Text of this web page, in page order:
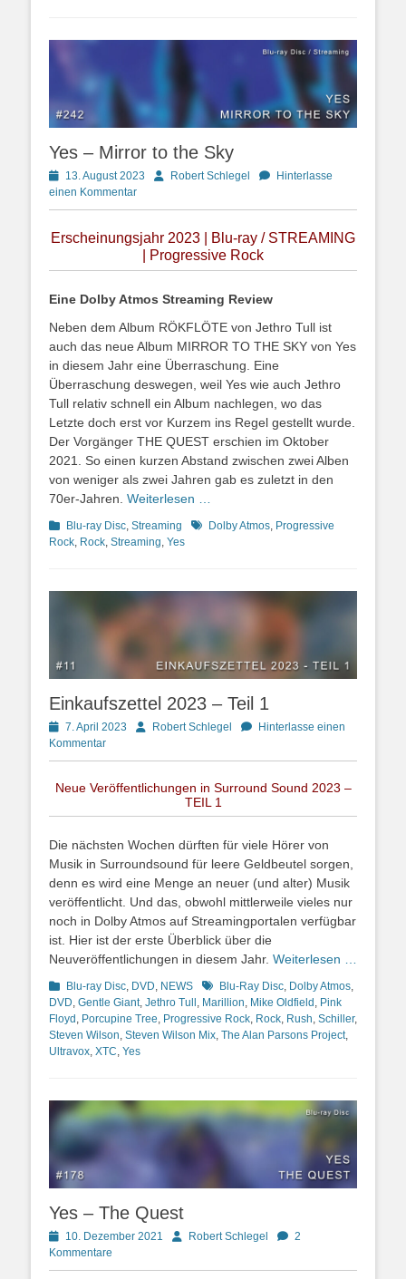
Yes – Mirror to the Sky
Posted
on
13. August 2023 AutorRobert Schlegel
Hinterlasse
einen Kommentar
Erscheinungsjahr 2023 | Blu-ray / STREAMING
| Progressive Rock
Eine Dolby Atmos Streaming Review
Neben dem Album RÖKFLÖTE von Jethro Tull ist
auch das neue Album MIRROR TO THE SKY von Yes
in diesem Jahr eine Überraschung. Eine
Überraschung deswegen, weil Yes wie auch Jethro
Tull relativ schnell ein Album nachlegen, wo das
Letzte doch erst vor Kurzem ins Regel gestellt wurde.
Der Vorgänger THE QUEST erschien im Oktober
2021. So einen kurzen Abstand zwischen zwei Alben
von weniger als zwei Jahren gab es zuletzt in den
70er-Jahren. Weiterlesen …
Kategorien
Blu-ray Disc, Streaming Schlagworte
Dolby Atmos, Progressive
Rock, Rock, Streaming, Yes
Einkaufszettel 2023 – Teil 1
Posted
on
7. April 2023 AutorRobert Schlegel
Hinterlasse einen
Kommentar
Neue Veröffentlichungen in Surround Sound 2023 –
TEIL 1
Die nächsten Wochen dürften für viele Hörer von
Musik in Surroundsound für leere Geldbeutel sorgen,
denn es wird eine Menge an neuer (und alter) Musik
veröffentlicht. Und das, obwohl mittlerweile vieles nur
noch in Dolby Atmos auf Streamingportalen verfügbar
ist. Hier ist der erste Überblick über die
Neuveröffentlichungen in diesem Jahr. Weiterlesen …
Kategorien
Blu-ray Disc, DVD, NEWS Schlagworte
Blu-Ray Disc, Dolby Atmos,
DVD, Gentle Giant, Jethro Tull, Marillion, Mike Oldfield, Pink
Floyd, Porcupine Tree, Progressive Rock, Rock, Rush, Schiller,
Steven Wilson, Steven Wilson Mix, The Alan Parsons Project,
Ultravox, XTC, Yes
Yes – The Quest
Posted
on
10. Dezember 2021 AutorRobert Schlegel
2
Kommentare